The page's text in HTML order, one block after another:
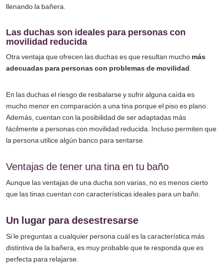
llenando la bañera.
Las duchas son ideales para personas con
movilidad reducida
Otra ventaja que ofrecen las duchas es que resultan mucho más
adecuadas para personas con problemas de movilidad
En las duchas el riesgo de resbalarse y sufrir alguna caída es
mucho menor en comparación a una tina porque el piso es plano.
Además, cuentan con la posibilidad de ser adaptadas más
fácilmente a personas con movilidad reducida. Incluso permiten que
la persona utilice algún banco para sentarse.
Ventajas de tener una tina en tu baño
Aunque las ventajas de una ducha son varias, no es menos cierto
que las tinas cuentan con características ideales para un baño.
Un lugar para desestresarse
Si le preguntas a cualquier persona cuál es la característica más
distintiva de la bañera, es muy probable que te responda que es
perfecta para relajarse.